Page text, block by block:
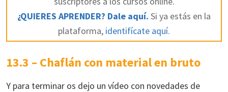
¿QUIERES APRENDER? Dale aquí. Si ya estás en la
plataforma, identifícate aquí.
13.3 – Chaflán con material en bruto
Y para terminar os dejo un vídeo con novedades de